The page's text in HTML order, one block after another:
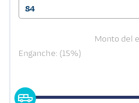
84
Monto del
Enganche: (15%)